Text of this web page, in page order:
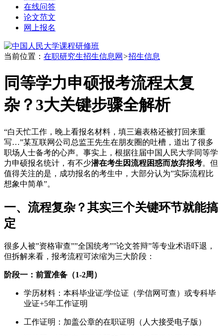
在线问答
论文范文
网上报名
当前位置： 在职研究生招生信息网 >招生信息
同等学力申硕报考流程太复
杂？3大关键步骤全解析
“白天忙工作，晚上看报名材料，填三遍表格还被打回来重
写…”某互联网公司总监王先生在朋友圈的吐槽，道出了很多
职场人士备考的心声。事实上，根据往届中国人民大学同等学
力申硕报名统计，有不少潜在考生因流程困惑而放弃报考。但
值得关注的是，成功报名的考生中，大部分认为”实际流程比
想象中简单”。
一、流程复杂？其实三个关键环节就能搞
定
很多人被”资格审查””全国统考””论文答辩”等专业术语吓退，
但拆解来看，报考流程可浓缩为三大阶段：
阶段一：前置准备（1-2周）
学历材料：本科毕业证/学位证（学信网可查）或专科毕
业证+5年工作证明
工作证明：加盖公章的在职证明（人大接受电子版）